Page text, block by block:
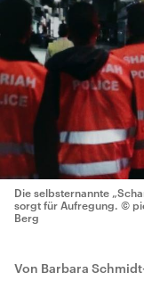
Die selbsternannte
sorgt für Aufregung. ©
Berg
Von Barbara